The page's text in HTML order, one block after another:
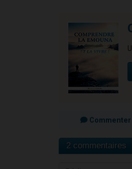
Commenter
2 commentaires